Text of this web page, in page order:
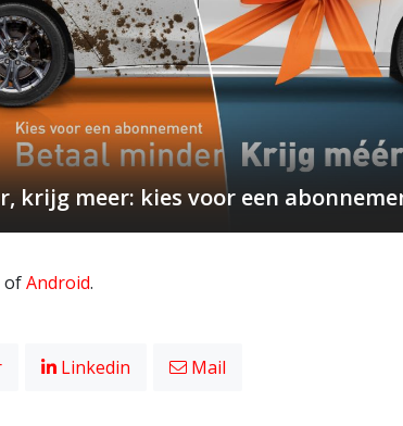
krijg meer: kies voor een
ofAndroid.
Linkedin Mail